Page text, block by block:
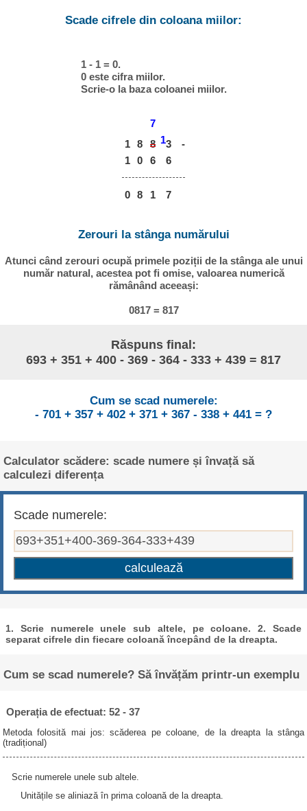
Scade cifrele din coloana miilor:
1 - 1 = 0.
0 este cifra miilor.
Scrie-o la baza coloanei miilor.
7
1 8 8 13
-
1 0 6 6
0 8 1 7
Zerouri la stânga numărului
Atunci când zerouri ocupă primele poziții de la stânga ale unui
număr natural, acestea pot fi omise, valoarea numerică
rămânând aceeași:
0817 = 817
Răspuns final:
693 + 351 + 400 - 369 - 364 - 333 + 439 = 817
Cum se scad numerele:
- 701 + 357 + 402 + 371 + 367 - 338 + 441 = ?
Calculator scădere: scade numere și învață să
calculezi diferența
Scade numerele:
1. Scrie numerele unele sub altele, pe coloane. 2. Scade
separat cifrele din fiecare coloană începând de la dreapta.
Cum se scad numerele? Să învățăm printr-un exemplu
Operația de efectuat: 52 - 37
Metoda folosită mai jos: scăderea pe coloane, de la dreapta la stânga
(tradițional)
Scrie numerele unele sub altele.
Unitățile se aliniază în prima coloană de la dreapta.